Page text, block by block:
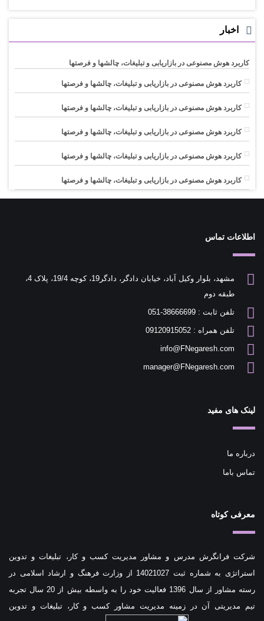
اخبار
کاربرد هوش مصنوعی در بازاریابی و تبلیغات، چالشها و فرصتها
کاربرد هوش مصنوعی در بازاریابی و تبلیغات، چالشها و فرصتها
کاربرد هوش مصنوعی در بازاریابی و تبلیغات، چالشها و فرصتها
کاربرد هوش مصنوعی در بازاریابی و تبلیغات، چالشها و فرصتها
کاربرد هوش مصنوعی در بازاریابی و تبلیغات، چالشها و فرصتها
کاربرد هوش مصنوعی در بازاریابی و تبلیغات، چالشها و فرصتها
اطلاعات تماس
مشهد، بلوار وکیل آباد، خیابان دادگر، دادگر19، کوچه 19/4، پلاک 4،
طبقه دوم
تلفن ثابت : 38666699-051
تلفن همراه : 09120915052
info@FNegaresh.com
manager@FNegaresh.com
لینک های مفید
درباره ما
تماس باما
معرفی کوتاه
شرکت فرانگرش مدرس و مشاور مدیریت کسب و کار، تبلیغات و تدوین
استراتژی به شماره ثبت 14021027 از وزارت فرهنگ و ارشاد اسلامی در
رسته مشاور از سال 1396 فعالیت خود را به واسطه بیش از 20 سال تجربه
تیم مدیریتی آن در زمینه مدیریت مشاور کسب و کار، تبلیغات و تدوین